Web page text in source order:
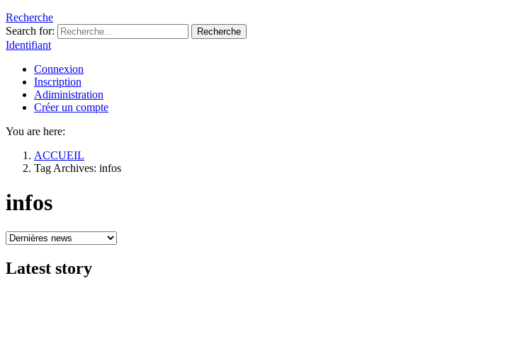
Recherche
Search for:
Recherche
Identifiant
Connexion
Inscription
Adiministration
Créer un compte
You are here:
ACCUEIL
Tag Archives: infos
infos
Latest story